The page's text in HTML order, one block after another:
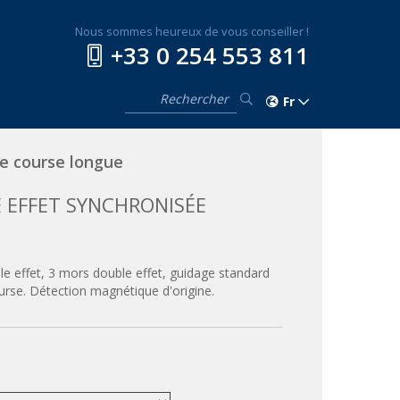
Nous sommes heureux de vous conseiller !
+33 0 254 553 811
Fr
course longue
SYNCHRONISÉE
effet, 3 mors double effet, guidage standard
Détection magnétique d'origine.